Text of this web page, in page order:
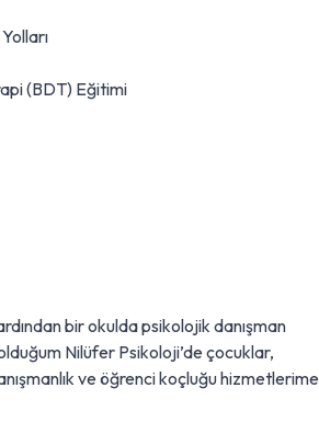
(BDT) Eğitimi
bir okulda psikolojik danışman
Nilüfer Psikoloji’de çocuklar,
ve öğrenci koçluğu hizmetlerime